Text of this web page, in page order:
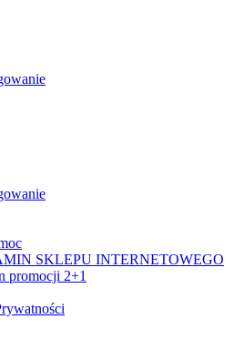
SKLEPU INTERNETOWEGO
promocji 2+1